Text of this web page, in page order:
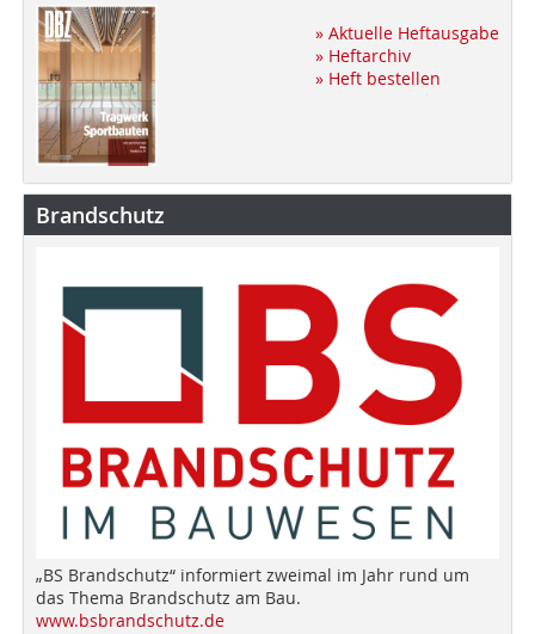
» Aktuelle Heftausgabe
» Heftarchiv
» Heft bestellen
Brandschutz
„BS Brandschutz“ informiert zweimal im Jahr rund um
das Thema Brandschutz am Bau.
www.bsbrandschutz.de